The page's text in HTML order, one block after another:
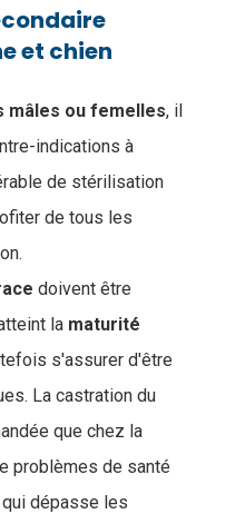
et chien
mâles ou femelles, il
indications à
de stérilisation
de tous les
doivent être
la maturité
s'assurer d'être
La castration du
que chez la
problèmes de santé
dépasse les